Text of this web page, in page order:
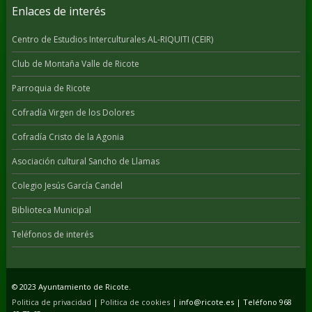
Enlaces de interés
Centro de Estudios Interculturales AL-RIQUITI (CEIR)
Club de Montaña Valle de Ricote
Parroquia de Ricote
Cofradía Virgen de los Dolores
Cofradía Cristo de la Agonia
Asociación cultural Sancho de Llamas
Colegio Jesús García Candel
Biblioteca Municipal
Teléfonos de interés
© 2023 Ayuntamiento de Ricote.
Politica de privacidad | Politica de cookies| info@ricote.es | Teléfono 968